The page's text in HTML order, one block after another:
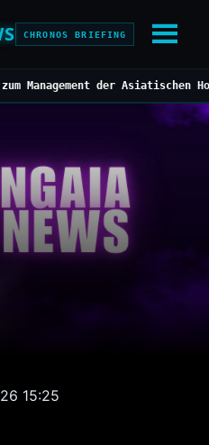
CHRONOS BRIEFING
der Asiatischen Hornisse
15:25